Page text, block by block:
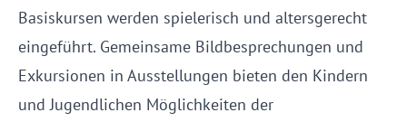
Basiskursen werden spielerisch und altersgerecht
eingeführt. Gemeinsame Bildbesprechungen und
Exkursionen in Ausstellungen bieten den Kindern
und Jugendlichen Möglichkeiten der